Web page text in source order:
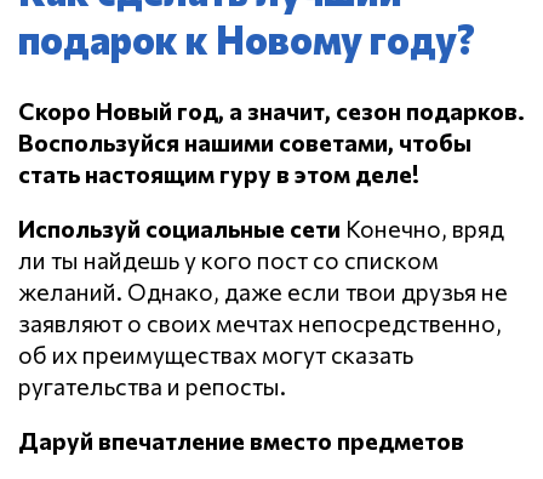
подарок к Новому году?
Скоро Новый год, а значит, сезон подарков.
Воспользуйся нашими советами, чтобы
стать настоящим гуру в этом деле!
Используй социальные сети Конечно, вряд
ли ты найдешь у кого пост со списком
желаний. Однако, даже если твои друзья не
заявляют о своих мечтах непосредственно,
об их преимуществах могут сказать
ругательства и репосты.
Даруй впечатление вместо предметов